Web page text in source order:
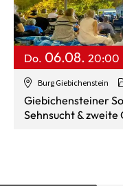
Burg Giebichenstein
Do. 06.08. 20:00
Giebichensteiner
Sehnsucht & zweite